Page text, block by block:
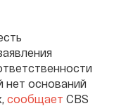
нет оснований
сообщает CBS